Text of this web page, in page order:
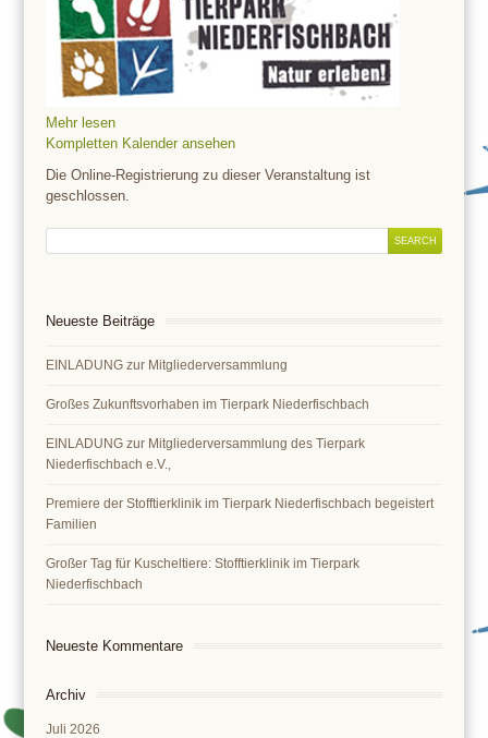
Mehr lesen
Kompletten Kalender ansehen
Die Online-Registrierung zu dieser Veranstaltung ist
geschlossen.
Neueste Beiträge
EINLADUNG zur Mitgliederversammlung
Großes Zukunftsvorhaben im Tierpark Niederfischbach
EINLADUNG zur Mitgliederversammlung des Tierpark
Niederfischbach e.V.,
Premiere der Stofftierklinik im Tierpark Niederfischbach begeistert
Familien
Großer Tag für Kuscheltiere: Stofftierklinik im Tierpark
Niederfischbach
Neueste Kommentare
Archiv
Juli 2026